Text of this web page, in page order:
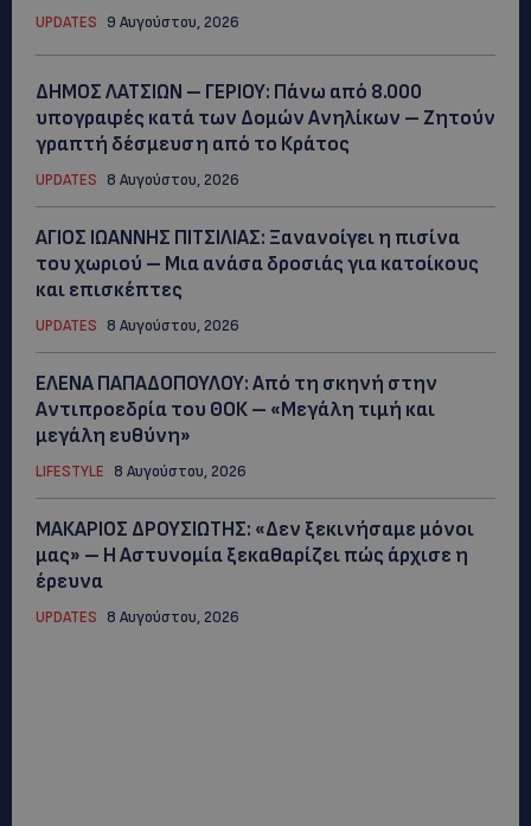
UPDATES 9 Αυγούστου, 2026
ΔΗΜΟΣ ΛΑΤΣΙΩΝ – ΓΕΡΙΟΥ: Πάνω από 8.000
υπογραφές κατά των Δομών Ανηλίκων – Ζητούν
γραπτή δέσμευση από το Κράτος
UPDATES 8 Αυγούστου, 2026
ΑΓΙΟΣ ΙΩΑΝΝΗΣ ΠΙΤΣΙΛΙΑΣ: Ξανανοίγει η πισίνα
του χωριού – Μια ανάσα δροσιάς για κατοίκους
και επισκέπτες
UPDATES 8 Αυγούστου, 2026
ΕΛΕΝΑ ΠΑΠΑΔΟΠΟΥΛΟΥ: Από τη σκηνή στην
Αντιπροεδρία του ΘΟΚ – «Μεγάλη τιμή και
μεγάλη ευθύνη»
LIFESTYLE 8 Αυγούστου, 2026
ΜΑΚΑΡΙΟΣ ΔΡΟΥΣΙΩΤΗΣ: «Δεν ξεκινήσαμε μόνοι
μας» – Η Αστυνομία ξεκαθαρίζει πώς άρχισε η
έρευνα
UPDATES 8 Αυγούστου, 2026